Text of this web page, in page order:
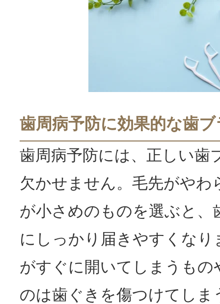
歯周病予防に効果的な歯
歯周病予防には、正しい歯
欠かせません。毛先がやわ
が小さめのものを選ぶと、
にしっかり届きやすくなり
がすぐに開いてしまうもの
のは歯ぐきを傷つけてしま